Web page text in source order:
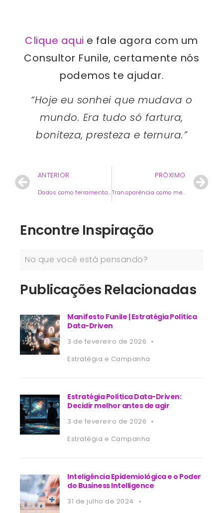
Clique aqui e fale agora com um
Consultor Funile, certamente nós
podemos te ajudar.
“Hoje eu sonhei que mudava o
mundo. Era tudo só fartura,
boniteza, presteza e ternura.”
ANTERIOR
Dados como ferramenta de influência política nas eleições brasileiras
PRÓXIMO
Transparência como mecanismo de eficiência na gestão pública e combate à corrupção.
Encontre Inspiração
Publicações Relacionadas
Manifesto Funile | Estratégia Política
Data-Driven
3 de fevereiro de 2026
Estratégia e Campanha
Estratégia Política Data-Driven:
Decidir melhor antes de agir
3 de fevereiro de 2026
Estratégia e Campanha
Inteligência Epidemiológica e o Poder
do Business Intelligence
31 de julho de 2024